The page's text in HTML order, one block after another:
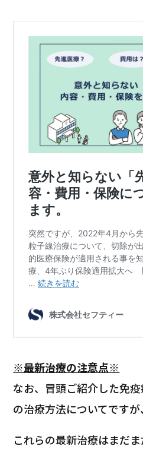
※最新治療の注意点※
なお、冒頭ご紹介した免
の治療方法についてですが
これらの最新治療はまだ